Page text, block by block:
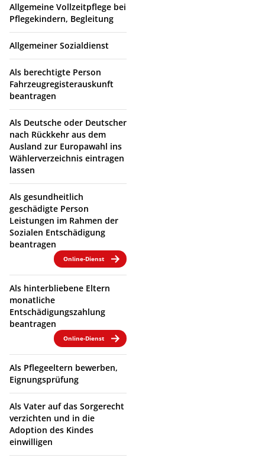
Allgemeine Vollzeitpflege bei
Pflegekindern, Begleitung
Allgemeiner Sozialdienst
Als berechtigte Person
Fahrzeugregisterauskunft
beantragen
Als Deutsche oder Deutscher
nach Rückkehr aus dem
Ausland zur Europawahl ins
Wählerverzeichnis eintragen
lassen
Als gesundheitlich
geschädigte Person
Leistungen im Rahmen der
Sozialen Entschädigung
beantragen
Online-Dienst
Als hinterbliebene Eltern
monatliche
Entschädigungszahlung
beantragen
Online-Dienst
Als Pflegeeltern bewerben,
Eignungsprüfung
Als Vater auf das Sorgerecht
verzichten und in die
Adoption des Kindes
einwilligen